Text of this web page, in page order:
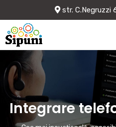
str. C.Negruzzi
Integrare